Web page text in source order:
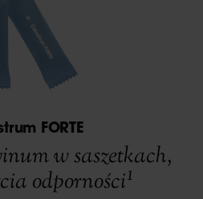
FORTE
w saszetkach,
odporności¹